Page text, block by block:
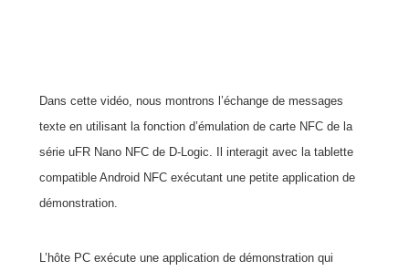
Dans cette vidéo, nous montrons l’échange de messages
texte en utilisant la fonction d’émulation de carte NFC de la
série uFR Nano NFC de D-Logic. Il interagit avec la tablette
compatible Android NFC exécutant une petite application de
démonstration.
L’hôte PC exécute une application de démonstration qui